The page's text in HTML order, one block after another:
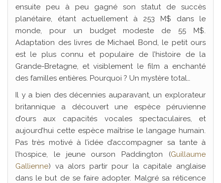
ensuite peu à peu gagné son statut de succès
planétaire, étant actuellement à 253 M$ dans le
monde, pour un budget modeste de 55 M$.
Adaptation des livres de Michael Bond, le petit ours
est le plus connu et populaire de l’histoire de la
Grande-Bretagne, et visiblement le film a enchanté
des familles entières. Pourquoi ? Un mystère total…
Il y a bien des décennies auparavant, un explorateur
britannique a découvert une espèce péruvienne
d’ours aux capacités vocales spectaculaires, et
aujourd’hui cette espèce maîtrise le langage humain.
Pas très motivé à l’idée d’accompagner sa tante à
l’hospice, le jeune ourson Paddington (Guillaume
Gallienne) va alors partir pour la capitale anglaise
dans le but de se faire adopter. Malgré sa réticence